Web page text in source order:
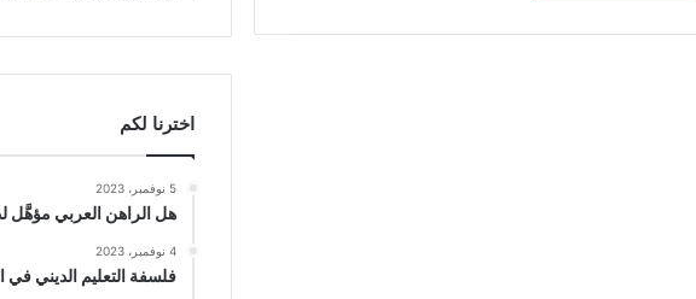
اخترنا لكم
5 نوفمبر، 2023
هل الراهن العربي مؤهَّل
4 نوفمبر، 2023
فلسفة التعليم الديني في